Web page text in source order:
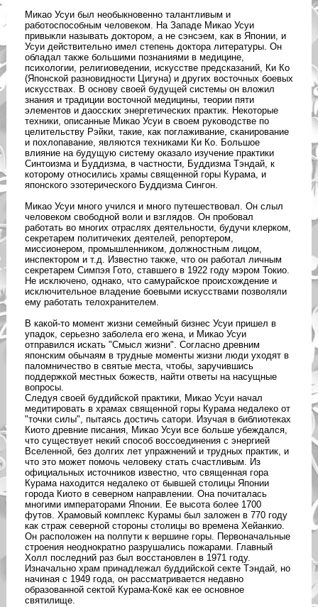
Микао Усуи был необыкновенно талантливым и
работоспособным человеком. На Западе Микао Усуи
привыкли называть доктором, а не сэнсэем, как в Японии, и
Усуи действительно имел степень доктора литературы. Он
обладал также большими познаниями в медицине,
психологии, религиоведении, искусстве предсказаний, Ки Ко
(Японской разновидности Цигуна) и других восточных боевых
искусствах. В основу своей будущей системы он вложил
знания и традиции восточной медицины, теории пяти
элементов и даосских энергетических практик. Некоторые
техники, описанные Микао Усуи в своем руководстве по
целительству Рэйки, такие, как поглаживание, сканирование
и похлопавание, являются техниками Ки Ко. Большое
влияние на будущую систему оказало изучение практики
Синтоизма и Буддизма, в частности, Буддизма Тэндай, к
которому относились храмы священной горы Курама, и
японского эзотерического Буддизма Сингон.
Микао Усуи много учился и много путешествовал. Он слыл
человеком свободной воли и взглядов. Он пробовал
работать во многих отраслях деятельности, будучи клерком,
секретарем политичеких деятелей, репортером,
миссионером, промышленником, должностным лицом,
инспектором и т.д. Известно также, что он работал личным
секретарем Симпэя Гото, ставшего в 1922 году мэром Токио.
Не исключено, однако, что самурайское происхождение и
исключительное владение боевыми искусствами позволяли
ему работать телохранителем.
В какой-то момент жизни семейный бизнес Усуи пришел в
упадок, серьезно заболела его жена, и Микао Усуи
отправился искать "Смысл жизни". Согласно древним
японским обычаям в трудные моменты жизни люди уходят в
паломничество в святые места, чтобы, заручившись
поддержкой местных божеств, найти ответы на насущные
вопросы.
Следуя своей буддийской практики, Микао Усуи начал
медитировать в храмах священной горы Курама недалеко от
"точки силы", пытаясь достичь сатори. Изучая в библиотеках
Киото древние писания, Микао Усуи все больше убеждался,
что существует некий способ воссоединения с энергией
Вселенной, без долгих лет упражнений и трудных практик, и
что это может помочь человеку стать счастливым. Из
официальных источников известно, что священная гора
Курама находится недалеко от бывшей столицы Японии
города Киото в северном направлении. Она почиталась
многими императорами Японии. Ее высота более 1700
футов. Храмовый комплекс Курамы был заложен в 770 году
как страж северной стороны столицы во времена Хейанкио.
Он расположен на полпути к вершине горы. Первоначальные
строения неоднократно разрушались пожарами. Главный
Холл последний раз был восстановлен в 1971 году.
Изначально храм принадлежал буддийской секте Тэндай, но
начиная с 1949 года, он рассматривается недавно
образованной сектой Курама-Кокё как ее основное
святилище.